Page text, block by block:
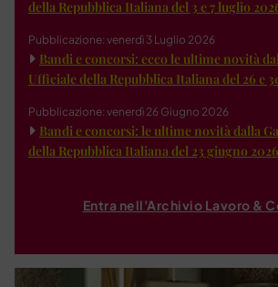
della Repubblica Italiana del 3 e 7 luglio
Pubblicazione: venerdì 3 Luglio 2026
Bandi e concorsi: ecco le ultime novità
Ufficiale della Repubblica Italiana del 26 e
Pubblicazione: venerdì 26 Giugno 2026
Bandi e concorsi: le ultime novità dalla
della Repubblica Italiana del 23 giugno 2026
Entra nell'Archivio Lavoro &